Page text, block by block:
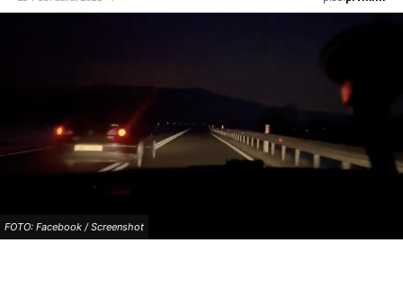
FOTO: Facebook / Screenshot